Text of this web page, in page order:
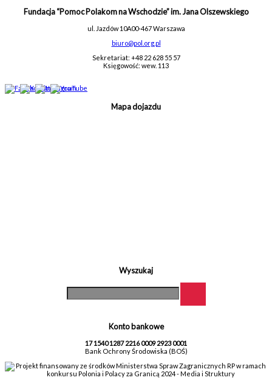
Fundacja “Pomoc Polakom na Wschodzie” im. Jana Olszewskiego
ul. Jazdów 10A00-467 Warszawa
biuro@pol.org.pl
Sekretariat: +48 22 628 55 57
Księgowość: wew. 113
Mapa dojazdu
Wyszukaj
Konto bankowe
17 1540 1287 2216 0009 2923 0001
Bank Ochrony Środowiska (BOŚ)
Projekt finansowany ze środków Ministerstwa Spraw Zagranicznych RP w ramach
konkursu Polonia i Polacy za Granicą 2024 - Media i Struktury